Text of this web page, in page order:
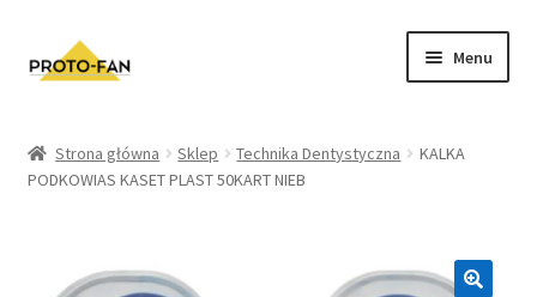
Menu
Kursy Stomatologiczne
Strona główna Sklep Technika Dentystyczna
KALKA
PODKOWIAS KASET PLAST 50KART NIEB